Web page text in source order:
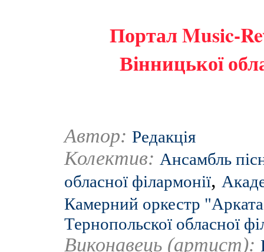
Портал Music-
Вінницької
Автор: Редакція
Колектив: Ансамбль
обласної філармонії,
Камерний оркестр
Тернопольскої обласної
Виконавець (артист):